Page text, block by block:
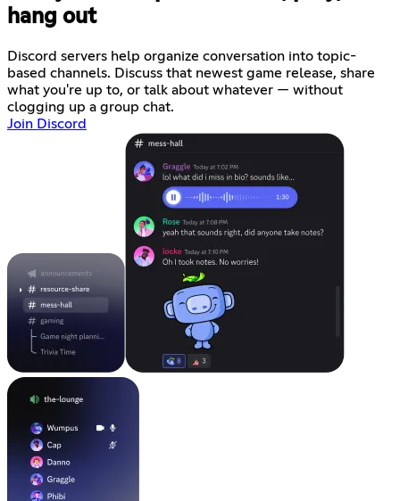
hang out
Discord servers help organize conversation into topic-
based channels. Discuss that newest game release, share
what you're up to, or talk about whatever — without
clogging up a group chat.
Join Discord